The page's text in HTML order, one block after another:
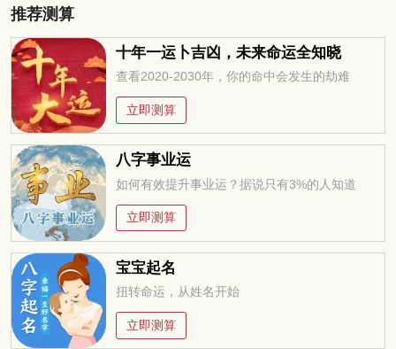
推荐测算
十年一运卜吉凶，未来命运全知晓
查看2020-2030年，你的命中会发生的劫难
立即测算
八字事业运
如何有效提升事业运？据说只有3%的人知道
立即测算
宝宝起名
扭转命运，从姓名开始
立即测算